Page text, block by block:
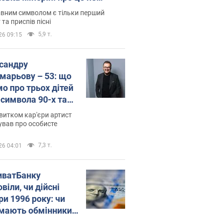
у школі
символом є тільки перший
приспів пісні
09:15 5,9 т.
– 53: що
про трьох дітей
90-х та
вони
кар'єри артист
про особисте
04:01 7,3 т.
чи дійсні
1996 року: чи
обмінники